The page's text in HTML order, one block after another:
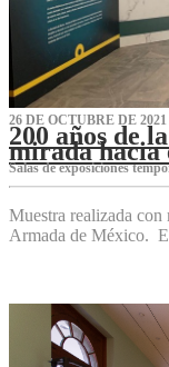
26 DE OCTUBRE DE
200 años de
mirada hacia
Salas de exposiciones
Muestra realizada
Armada de México.